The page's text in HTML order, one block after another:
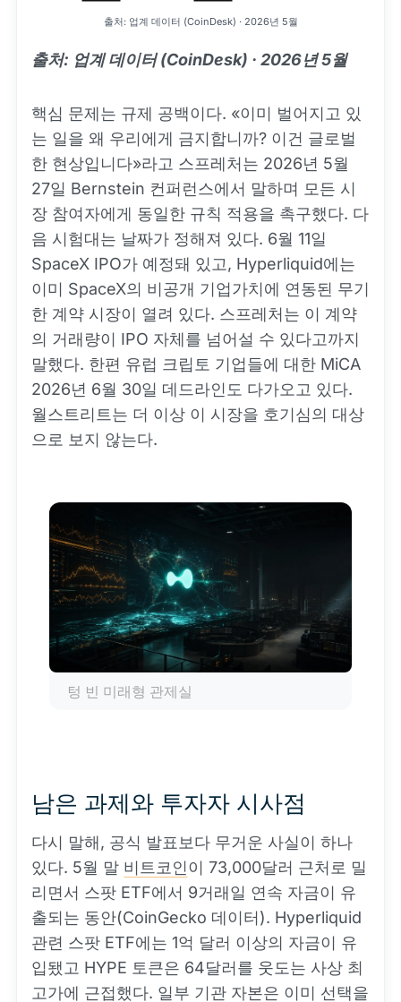
출처: 업계 데이터 (CoinDesk) · 2026년 5월
출처: 업계 데이터 (CoinDesk) · 2026년 5월
핵심 문제는 규제 공백이다. «이미 벌어지고 있
는 일을 왜 우리에게 금지합니까? 이건 글로벌
한 현상입니다»라고 스프레처는 2026년 5월
27일 Bernstein 컨퍼런스에서 말하며 모든 시
장 참여자에게 동일한 규칙 적용을 촉구했다. 다
음 시험대는 날짜가 정해져 있다. 6월 11일
SpaceX IPO가 예정돼 있고, Hyperliquid에는
이미 SpaceX의 비공개 기업가치에 연동된 무기
한 계약 시장이 열려 있다. 스프레처는 이 계약
의 거래량이 IPO 자체를 넘어설 수 있다고까지
말했다. 한편 유럽 크립토 기업들에 대한 MiCA
2026년 6월 30일 데드라인도 다가오고 있다.
월스트리트는 더 이상 이 시장을 호기심의 대상
으로 보지 않는다.
텅 빈 미래형 관제실
남은 과제와 투자자 시사점
다시 말해, 공식 발표보다 무거운 사실이 하나
있다. 5월 말 비트코인이 73,000달러 근처로 밀
리면서 스팟 ETF에서 9거래일 연속 자금이 유
출되는 동안(CoinGecko 데이터). Hyperliquid
관련 스팟 ETF에는 1억 달러 이상의 자금이 유
입됐고 HYPE 토큰은 64달러를 웃도는 사상 최
고가에 근접했다. 일부 기관 자본은 이미 선택을